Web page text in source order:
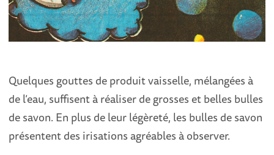
Quelques gouttes de produit vaisselle, mélangées à
de l’eau, suffisent à réaliser de grosses et belles bulles
de savon. En plus de leur légèreté, les bulles de savon
présentent des irisations agréables à observer.